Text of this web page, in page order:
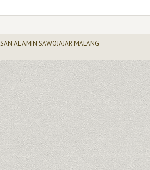
AL AMIN SAWOJAJAR MALANG